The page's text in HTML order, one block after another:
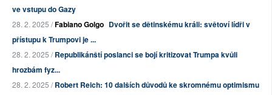
ve vstupu do Gazy
28. 2. 2025 /Fabiano Golgo Dvořit se dětinskému králi: světoví lídři v
přístupu k Trumpovi je ...
28. 2. 2025 /Republikánští poslanci se bojí kritizovat Trumpa kvůli
hrozbám fyz...
28. 2. 2025 /Robert Reich: 10 dalších důvodů ke skromnému optimismu